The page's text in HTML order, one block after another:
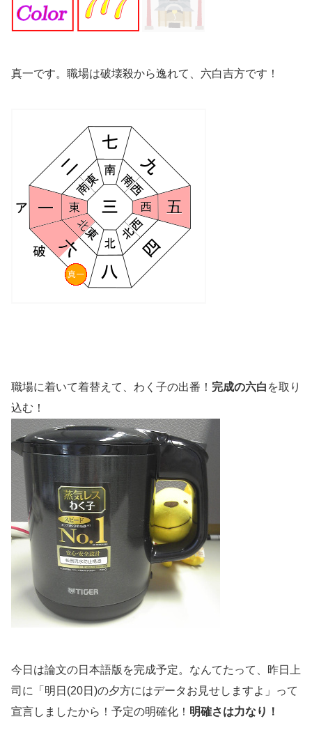
真一です。職場は破壊殺から逸れて、六白吉方です！
職場に着いて着替えて、わく子の出番！ 完成の六白 を取り
込む！
今日は論文の日本語版を完成予定。なんてたって、昨日上
司に「明日(20日)の夕方にはデータお見せしますよ」って
宣言しましたから！予定の明確化！ 明確さは力なり！